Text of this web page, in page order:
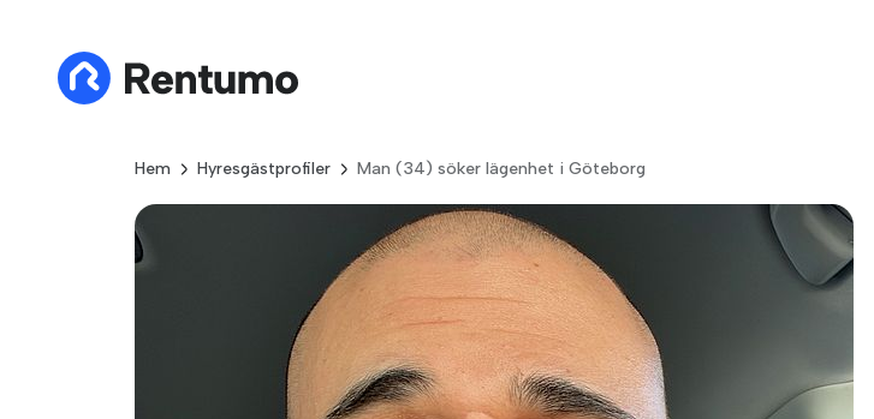
Hem Hyresgästprofiler Man (34) söker lägenhet i Göteborg